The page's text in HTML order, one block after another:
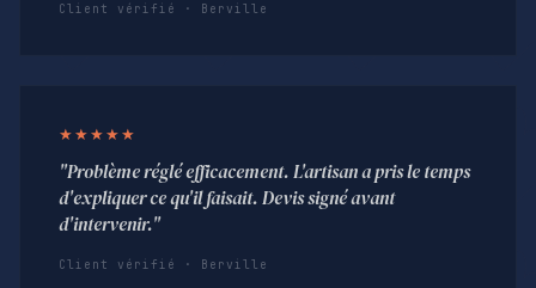
Client vérifié · Berville
★★★★★
"Problème réglé efficacement. L'artisan a pris le temps
d'expliquer ce qu'il faisait. Devis signé avant
d'intervenir."
Client vérifié · Berville